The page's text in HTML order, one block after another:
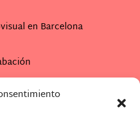
en Barcelona